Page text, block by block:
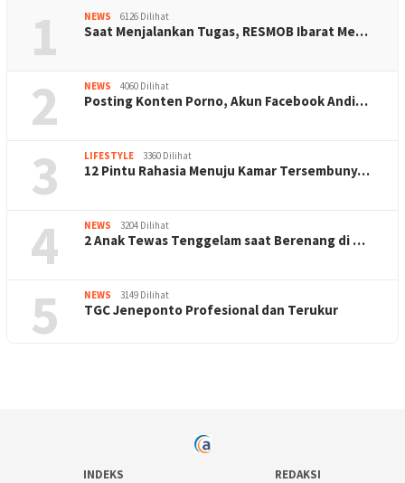
1 NEWS 6126 Dilihat
Saat Menjalankan Tugas, RESMOB Ibarat Me…
2 NEWS 4060 Dilihat
Posting Konten Porno, Akun Facebook Andi…
3 LIFESTYLE 3360 Dilihat
12 Pintu Rahasia Menuju Kamar Tersembuny…
4 NEWS 3204 Dilihat
2 Anak Tewas Tenggelam saat Berenang di …
5 NEWS 3149 Dilihat
TGC Jeneponto Profesional dan Terukur
INDEKS
REDAKSI